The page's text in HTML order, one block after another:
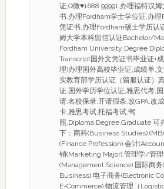
证,Q微♥1688 99991,办理福特汉
书,办理Fordham学士学位证,办理
凭证书,办理Fordham硕士学历认
姆大学本科留信认证Bachelor/
Fordham University Degree
Transcript国外文凭证书毕业证+
理)办理国外高校毕业证,成绩单,
实教育部学历认证（留服认证）
证,国外学历学位认证,雅思代考,
请,名校保录,开请假条,改GPA,改
卡,雅思考试,托福考试,驾
照,Diploma,Degree,Graduate 可
下：商科(Business
(Finance Profession).会计
销(Marketing Major).管理学/管
(Management Science).国际商
Business).电子商务(Electronic
E-Commerce).物流管理（